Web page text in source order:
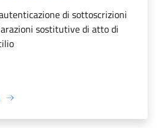
di sottoscrizioni
sostitutive di atto di